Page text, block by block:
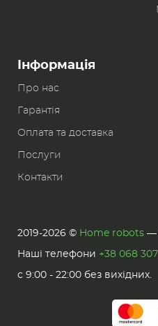
Інформація
Про нас
Гарантія
Оплата та доставка
Послуги
Контакти
2019-2026 © Home robots —
Наші телефони +38 068
с 9:00 - 22:00 без вихідних.